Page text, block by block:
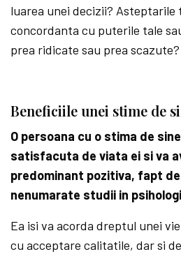
luarea unei decizii? Asteptarile
concordanta cu puterile tale
prea ridicate sau prea scazute?
Beneficiile unei stime de
O persoana cu o stima de
satisfacuta de viata ei si va
predominant pozitiva, fapt
nenumarate studii in
Ea isi va acorda dreptul unei
cu acceptare calitatile, dar si